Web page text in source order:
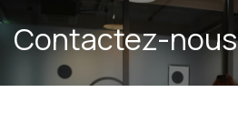
Se rendre au contenu
Contactez-nous